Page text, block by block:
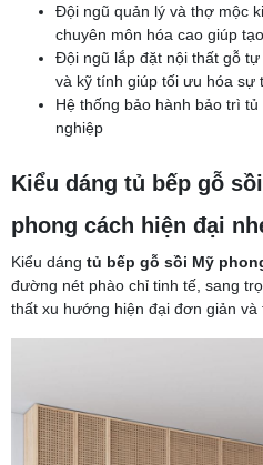
Đội ngũ quản lý và thợ mộc
chuyên môn hóa cao giúp
Đội ngũ lắp đặt nội thất gỗ
và kỹ tính giúp tối ưu hóa sự
Hệ thống bảo hành bảo trì
nghiệp
Kiểu dáng tủ bếp gỗ
phong cách hiện đại
Kiểu dáng tủ bếp gỗ sồi Mỹ
đường nét phào chỉ tinh tế, sang
thất xu hướng hiện đại đơn giản và